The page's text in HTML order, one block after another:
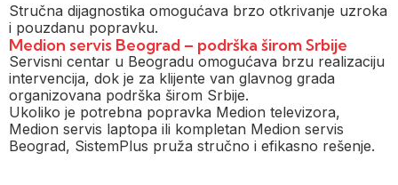
Stručna dijagnostika omogućava brzo otkrivanje uzroka
i pouzdanu popravku.
Medion servis Beograd – podrška širom Srbije
Servisni centar u Beogradu omogućava brzu realizaciju
intervencija, dok je za klijente van glavnog grada
organizovana podrška širom Srbije.
Ukoliko je potrebna popravka Medion televizora,
Medion servis laptopa ili kompletan Medion servis
Beograd, SistemPlus pruža stručno i efikasno rešenje.